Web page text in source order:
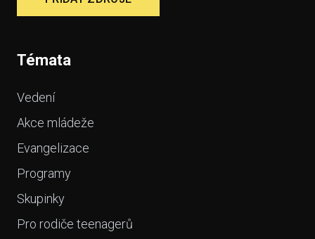
Témata
Vedení
Akce mládeže
Evangelizace
Programy
Skupinky
Pro rodiče teenagerů